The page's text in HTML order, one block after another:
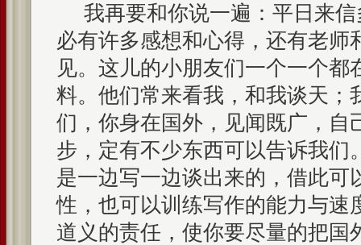
我再要和你说一遍：平日来
必有许多感想和心得，还有老师
见。这儿的小朋友们一个一个都
料。他们常来看我，和我谈天；
们，你身在国外，见闻既广，自
步，定有不少东西可以告诉我们
是一边写一边谈出来的，借此可
性，也可以训练写作的能力与速
道义的责任，使你要尽量的把国